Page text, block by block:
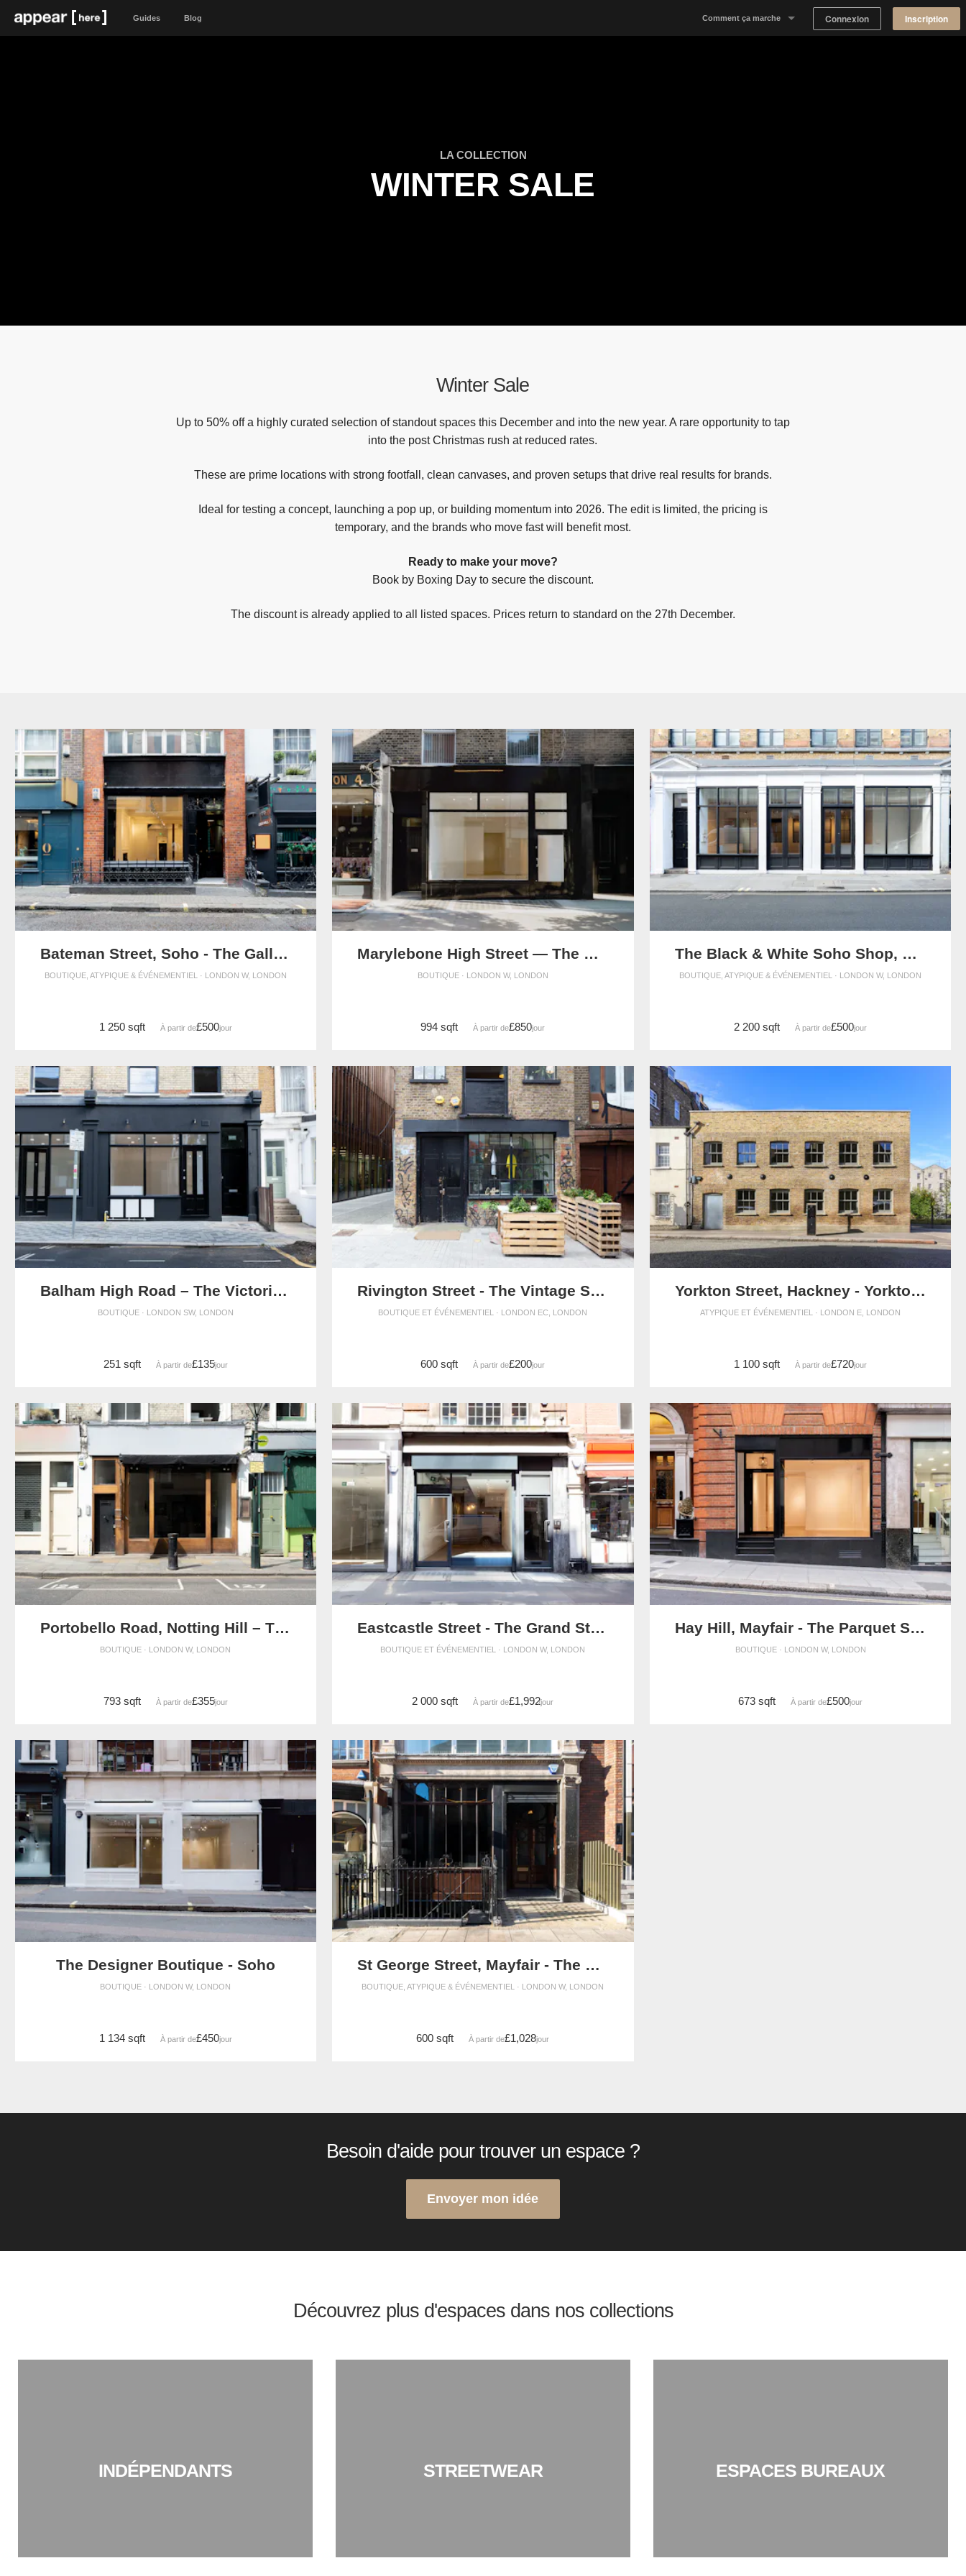
Guides Blog Comment ça marche Connexion Inscription
LA COLLECTION
WINTER SALE
Winter Sale
Up to 50% off a highly curated selection of standout spaces this December and into the new year. A rare opportunity to tap
into the post Christmas rush at reduced rates.
These are prime locations with strong footfall, clean canvases, and proven setups that drive real results for brands.
Ideal for testing a concept, launching a pop up, or building momentum into 2026. The edit is limited, the pricing is
temporary, and the brands who move fast will benefit most.
Ready to make your move?
Book by Boxing Day to secure the discount.
The discount is already applied to all listed spaces. Prices return to standard on the 27th December.
Bateman Street, Soho - The Gallery
BOUTIQUE, ATYPIQUE & ÉVÉNEMENTIEL · LONDON W, LONDON
1 250 sqft À partir de£500/jour
Marylebone High Street — The Modern Store
BOUTIQUE · LONDON W, LONDON
994 sqft À partir de£850/jour
The Black & White Soho Shop, Greek Street
BOUTIQUE, ATYPIQUE & ÉVÉNEMENTIEL · LONDON W, LONDON
2 200 sqft À partir de£500/jour
Balham High Road – The Victorian Store
BOUTIQUE · LONDON SW, LONDON
251 sqft À partir de£135/jour
Rivington Street - The Vintage Store
BOUTIQUE ET ÉVÉNEMENTIEL · LONDON EC, LONDON
600 sqft À partir de£200/jour
Yorkton Street, Hackney - Yorkton Workshops Gallery
ATYPIQUE ET ÉVÉNEMENTIEL · LONDON E, LONDON
1 100 sqft À partir de£720/jour
Portobello Road, Notting Hill – The Chic Studio Store
BOUTIQUE · LONDON W, LONDON
793 sqft À partir de£355/jour
Eastcastle Street - The Grand Store
BOUTIQUE ET ÉVÉNEMENTIEL · LONDON W, LONDON
2 000 sqft À partir de£1,992/jour
Hay Hill, Mayfair - The Parquet Store
BOUTIQUE · LONDON W, LONDON
673 sqft À partir de£500/jour
The Designer Boutique - Soho
BOUTIQUE · LONDON W, LONDON
1 134 sqft À partir de£450/jour
St George Street, Mayfair - The Crescent Gallery
BOUTIQUE, ATYPIQUE & ÉVÉNEMENTIEL · LONDON W, LONDON
600 sqft À partir de£1,028/jour
Besoin d'aide pour trouver un espace ?
Envoyer mon idée
Découvrez plus d'espaces dans nos collections
INDÉPENDANTS STREETWEAR ESPACES BUREAUX